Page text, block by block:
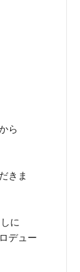
ら
きま
に
デュー